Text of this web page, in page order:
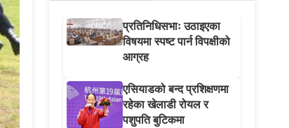
प्रतिनिधिसभाः उठाइएका
विषयमा स्पष्ट पार्न विपक्षीको
आग्रह
एसियाडको बन्द प्रशिक्षणमा
रहेका खेलाडी रोयल र
पशुपति बुटिकमा